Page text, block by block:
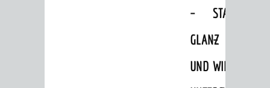
–
GLANZ
UND
STADT
–
WIE